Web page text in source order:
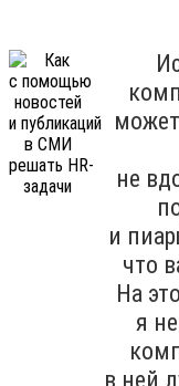
не
и
что
На
я
в ней